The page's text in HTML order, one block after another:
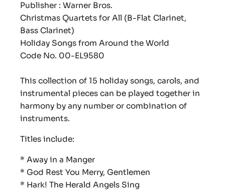
Publisher : Warner Bros.
Christmas Quartets for All (B-Flat Clarinet,
Bass Clarinet)
Holiday Songs from Around the World
Code No. 00-EL9580
This collection of 15 holiday songs, carols, and
instrumental pieces can be played together in
harmony by any number or combination of
instruments.
Titles include:
* Away in a Manger
* God Rest You Merry, Gentlemen
* Hark! The Herald Angels Sing